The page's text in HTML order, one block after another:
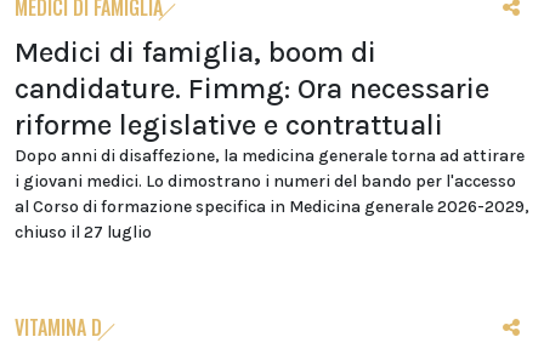
MEDICI DI FAMIGLIA
Medici di famiglia, boom di
candidature. Fimmg: Ora necessarie
riforme legislative e contrattuali
Dopo anni di disaffezione, la medicina generale torna ad attirare
i giovani medici. Lo dimostrano i numeri del bando per l'accesso
al Corso di formazione specifica in Medicina generale 2026-2029,
chiuso il 27 luglio
VITAMINA D